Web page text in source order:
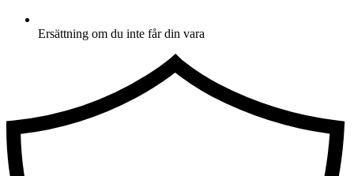
Ersättning om du inte får din vara